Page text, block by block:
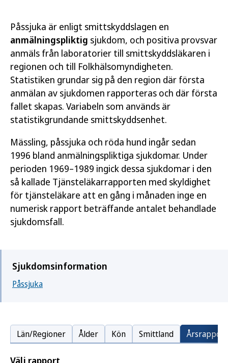
Påssjuka är enligt smittskyddslagen en
anmälningspliktig sjukdom, och positiva provsvar
anmäls från laboratorier till smittskyddsläkaren i
regionen och till Folkhälsomyndigheten.
Statistiken grundar sig på den region där första
anmälan av sjukdomen rapporteras och där första
fallet skapas. Variabeln som används är
statistikgrundande smittskyddsenhet.
Mässling, påssjuka och röda hund ingår sedan
1996 bland anmälningspliktiga sjukdomar. Under
perioden 1969–1989 ingick dessa sjukdomar i den
så kallade Tjänsteläkarrapporten med skyldighet
för tjänsteläkare att en gång i månaden inge en
numerisk rapport beträffande antalet behandlade
sjukdomsfall.
Sjukdomsinformation
Påssjuka
Län/Regioner Ålder Kön Smittland Årsrapport
Välj rapport